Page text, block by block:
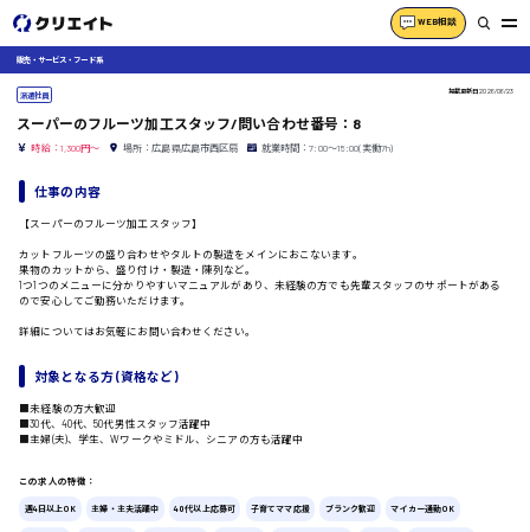
WEB相談
販売・サービス・フード系
派遣社員 掲載更新日2026/06/23
スーパーのフルーツ加工スタッフ/問い合わせ番号：8
時給：1,300円～ 場所：広島県広島市西区扇 就業時間：7:00〜15:00(実働7h)
仕事の内容
【スーパーのフルーツ加工スタッフ】
カットフルーツの盛り合わせやタルトの製造をメインにおこないます。
果物のカットから、盛り付け・製造・陳列など。
1つ1つのメニューに分かりやすいマニュアルがあり、未経験の方でも先輩スタッフのサポートがある
ので安心してご勤務いただけます。
詳細についてはお気軽にお問い合わせください。
対象となる方 (資格など)
■未経験の方大歓迎
■30代、40代、50代男性スタッフ活躍中
■主婦(夫)、学生、Wワークやミドル、シニアの方も活躍中
この求人の特徴：
週4日以上OK 主婦・主夫活躍中 40代以上応募可 子育てママ応援 ブランク歓迎 マイカー通勤OK